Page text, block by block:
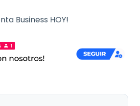
Business HOY!